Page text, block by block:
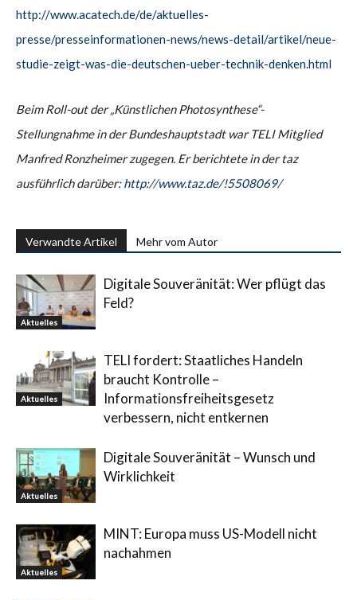
http://www.acatech.de/de/aktuelles-
presse/presseinformationen-news/news-detail/artikel/neue-
studie-zeigt-was-die-deutschen-ueber-technik-denken.html
Beim Roll-out der „Künstlichen Photosynthese“-
Stellungnahme in der Bundeshauptstadt war TELI Mitglied
Manfred Ronzheimer zugegen. Er berichtete in der taz
ausführlich darüber: http://www.taz.de/!5508069/
Verwandte Artikel Mehr vom Autor
Aktuelles
Digitale Souveränität: Wer pflügt das
Feld?
Aktuelles
TELI fordert: Staatliches Handeln
braucht Kontrolle –
Informationsfreiheitsgesetz
verbessern, nicht entkernen
Aktuelles
Digitale Souveränität – Wunsch und
Wirklichkeit
Aktuelles
MINT: Europa muss US-Modell nicht
nachahmen